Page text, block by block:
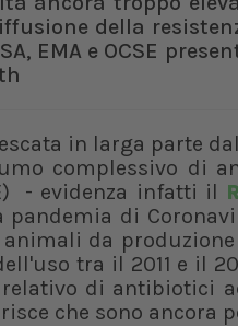
della
EMA e OCSE
in larga parte
complessivo di
- evidenza infatti il
di
da
tra il 2011 e il
di antibiotici
che sono ancora